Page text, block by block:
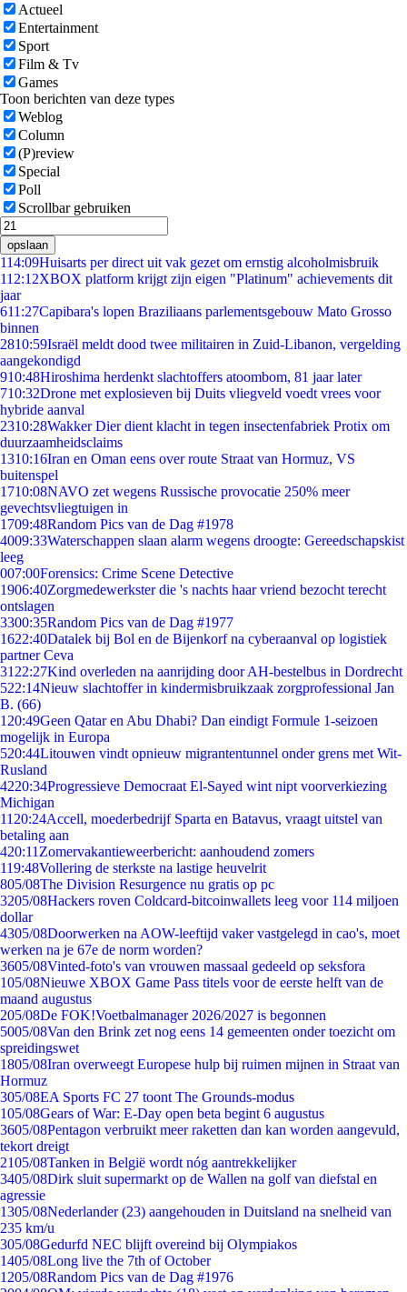
Actueel
Entertainment
Sport
Film & Tv
Games
Toon berichten van deze types
Weblog
Column
(P)review
Special
Poll
Scrollbar gebruiken
opslaan
114:09Huisarts per direct uit vak gezet om ernstig alcoholmisbruik
112:12XBOX platform krijgt zijn eigen "Platinum" achievements dit
jaar
611:27Capibara's lopen Braziliaans parlementsgebouw Mato Grosso
binnen
2810:59Israël meldt dood twee militairen in Zuid-Libanon, vergelding
aangekondigd
910:48Hiroshima herdenkt slachtoffers atoombom, 81 jaar later
710:32Drone met explosieven bij Duits vliegveld voedt vrees voor
hybride aanval
2310:28Wakker Dier dient klacht in tegen insectenfabriek Protix om
duurzaamheidsclaims
1310:16Iran en Oman eens over route Straat van Hormuz, VS
buitenspel
1710:08NAVO zet wegens Russische provocatie 250% meer
gevechtsvliegtuigen in
1709:48Random Pics van de Dag #1978
4009:33Waterschappen slaan alarm wegens droogte: Gereedschapskist
leeg
007:00Forensics: Crime Scene Detective
1906:40Zorgmedewerkster die 's nachts haar vriend bezocht terecht
ontslagen
3300:35Random Pics van de Dag #1977
1622:40Datalek bij Bol en de Bijenkorf na cyberaanval op logistiek
partner Ceva
31 22:27Kind overleden na aanrijding door AH-bestelbus in Dordrecht
522:14Nieuw slachtoffer in kindermisbruikzaak zorgprofessional Jan
B. (66)
1 20:49Geen Qatar en Abu Dhabi? Dan eindigt Formule 1-seizoen
mogelijk in Europa
520:44Litouwen vindt opnieuw migrantentunnel onder grens met Wit-
Rusland
4220:34Progressieve Democraat El-Sayed wint nipt voorverkiezing
Michigan
11 20:24Accell, moederbedrijf Sparta en Batavus, vraagt uitstel van
betaling aan
420:11 Zomervakantieweerbericht: aanhoudend zomers
119:48Vollering de sterkste na lastige heuvelrit
805/08The Division Resurgence nu gratis op pc
3205/08Hackers roven Coldcard-bitcoinwallets leeg voor 114 miljoen
dollar
4305/08Doorwerken na AOW-leeftijd vaker vastgelegd in cao's, moet
werken na je 67e de norm worden?
3605/08Vinted-foto's van vrouwen massaal gedeeld op seksfora
105/08Nieuwe XBOX Game Pass titels voor de eerste helft van de
maand augustus
205/08De FOK!Voetbalmanager 2026/2027 is begonnen
5005/08Van den Brink zet nog eens 14 gemeenten onder toezicht om
spreidingswet
1805/08Iran overweegt Europese hulp bij ruimen mijnen in Straat van
Hormuz
305/08EA Sports FC 27 toont The Grounds-modus
105/08Gears of War: E-Day open beta begint 6 augustus
3605/08Pentagon verbruikt meer raketten dan kan worden aangevuld,
tekort dreigt
2105/08Tanken in België wordt nóg aantrekkelijker
3405/08Dirk sluit supermarkt op de Wallen na golf van diefstal en
agressie
1305/08Nederlander (23) aangehouden in Duitsland na snelheid van
235 km/u
305/08Gedurfd NEC blijft overeind bij Olympiakos
1405/08Long live the 7th of October
1205/08Random Pics van de Dag #1976